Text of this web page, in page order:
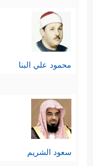
محمود علي البنا
سعود الشريم